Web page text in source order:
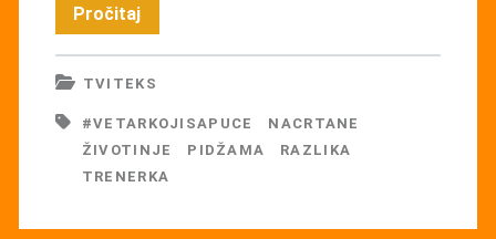
PročitajPidžama
TVITEKS
#VETARKOJISAPUCE
NACRTANE
ŽIVOTINJE
PIDŽAMA
RAZLIKA
TRENERKA